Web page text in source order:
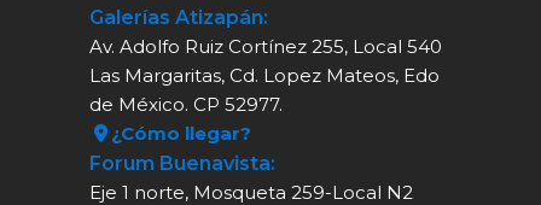
Galerías Atizapán:
Av. Adolfo Ruiz Cortínez 255, Local 540
Las Margaritas, Cd. Lopez Mateos, Edo
de México. CP 52977.
¿Cómo llegar?
Forum Buenavista:
Eje 1 norte, Mosqueta 259-Local N2